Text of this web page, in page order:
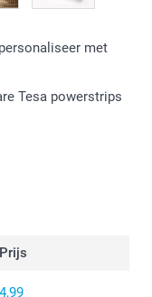
met
Tesa powerstrips
Prijs
4,99